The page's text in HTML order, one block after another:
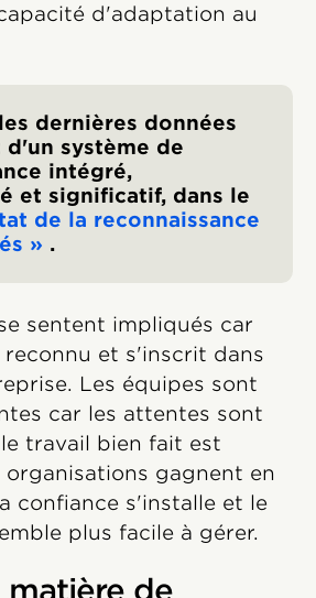
d'adaptation au
dernières données
système de
intégré,
et significatif, dans le
de la reconnaissance
» .
sentent impliqués car
et s'inscrit dans
Les équipes sont
car les attentes sont
travail bien fait est
organisations gagnent en
confiance s'installe et le
plus facile à gérer.
matière de